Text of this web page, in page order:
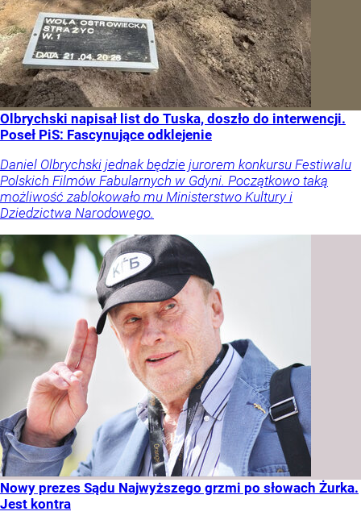
Olbrychski napisał list do Tuska, doszło do interwencji.
Poseł PiS: Fascynujące odklejenie
Daniel Olbrychski jednak będzie jurorem konkursu Festiwalu
Polskich Filmów Fabularnych w Gdyni. Początkowo taką
możliwość zablokowało mu Ministerstwo Kultury i
Dziedzictwa Narodowego.
Nowy prezes Sądu Najwyższego grzmi po słowach Żurka.
Jest kontra